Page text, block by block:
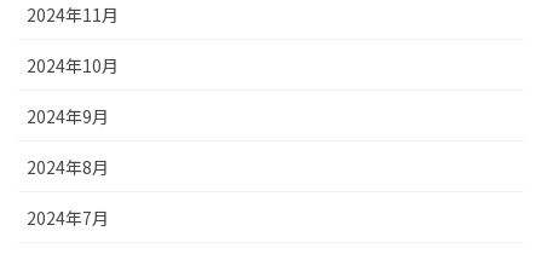
2024年11月
2024年10月
2024年9月
2024年8月
2024年7月